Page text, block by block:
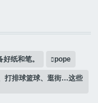
纸和笔。 pope
打排球篮球、逛街…这些